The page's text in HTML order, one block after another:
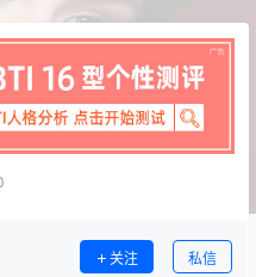
关注 私信